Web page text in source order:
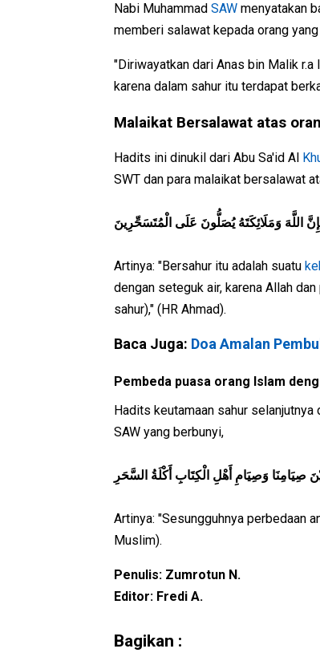
Nabi Muhammad SAW menyatakan
memberi salawat kepada orang yang
"Diriwayatkan dari Anas bin Malik r.a
karena dalam sahur itu terdapat
Malaikat Bersalawat atas
Hadits ini dinukil dari Abu Sa'id Al
SWT dan para malaikat bersalawat
اللَّهَ وَمَلَائِكَتَهُ يُصَلُّونَ عَلَى الْمُتَسَحِّرِينَ
Artinya: "Bersahur itu adalah suatu
dengan seteguk air, karena Allah
sahur)," (HR Ahmad).
Baca Juga: Doa Amalan
Pembeda puasa orang Islam
Hadits keutamaan sahur
SAW yang berbunyi,
صِيَامِنَا وَصِيَامِ أَهْلِ الْكِتَابِ أَكْلَةُ السَّحَرِ
Artinya: "Sesungguhnya perbedaan
Muslim).
Penulis: Zumrotun N.
Editor: Fredi A.
Bagikan :